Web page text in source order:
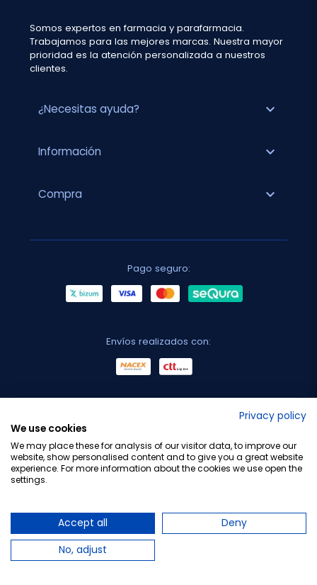
Somos expertos en farmacia y parafarmacia.
Trabajamos para las mejores marcas. Nuestra mayor
prioridad es la atención personalizada a nuestros
clientes.
¿Necesitas ayuda? expand_more
Información expand_more
Compra expand_more
Pago seguro:
Envíos realizados con:
Privacy policy
We use cookies
We may place these for analysis of our visitor data, to improve our
website, show personalised content and to give you a great website
experience. For more information about the cookies we use open the
settings.
Accept all
Deny
No, adjust